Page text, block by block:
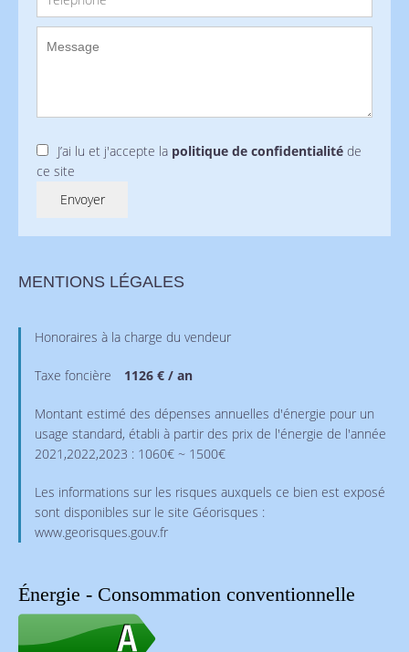
J’ai lu et j'accepte la politique de confidentialité de
ce site
Envoyer
MENTIONS LÉGALES
Honoraires à la charge du vendeur
Taxe foncière 1126 € / an
Montant estimé des dépenses annuelles d'énergie pour un
usage standard, établi à partir des prix de l'énergie de l'année
2021,2022,2023 : 1060€ ~ 1500€
Les informations sur les risques auxquels ce bien est exposé
sont disponibles sur le site Géorisques :
www.georisques.gouv.fr
Énergie - Consommation conventionnelle